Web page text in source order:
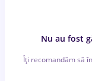
Nu au fost
Îți recomandăm să